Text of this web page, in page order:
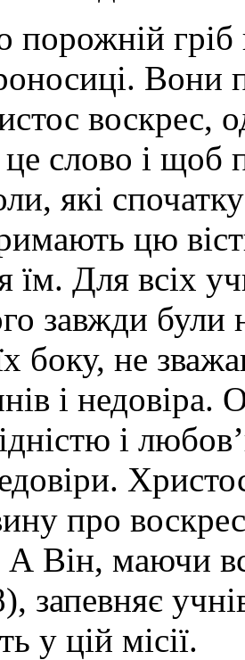
порожній
Вони
воскрес,
це слово і щоб
які
цю
їм. Для всіх
завжди були
боку, не
і
і
про
Він, маючи
запевняє
у цій місії.